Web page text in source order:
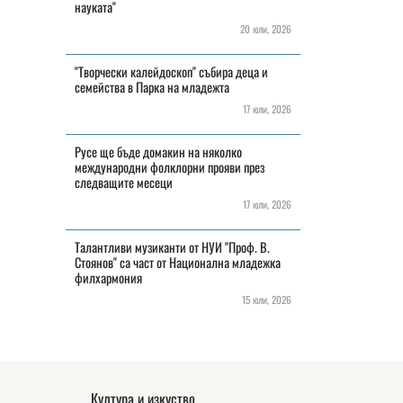
науката"
20 юли, 2026
"Творчески калейдоскоп" събира деца и
семейства в Парка на младежта
17 юли, 2026
Русе ще бъде домакин на няколко
международни фолклорни прояви през
следващите месеци
17 юли, 2026
Талантливи музиканти от НУИ "Проф. В.
Стоянов" са част от Национална младежка
филхармония
15 юли, 2026
Култура и изкуство